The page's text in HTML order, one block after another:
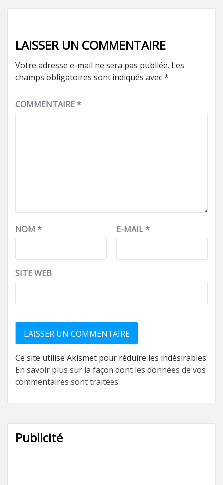
LAISSER UN COMMENTAIRE
Votre adresse e-mail ne sera pas publiée. Les
champs obligatoires sont indiqués avec*
COMMENTAIRE*
NOM * E-MAIL*
SITE WEB
Ce site utilise Akismet pour réduire les indésirables.
En savoir plus sur la façon dont les données de vos
commentaires sont traitées.
Publicité